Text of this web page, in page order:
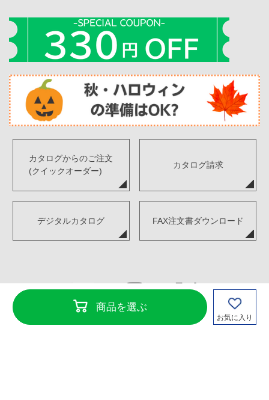
商品を選ぶ
お気に入り
カタログからのご注文
(クイックオーダー)
カタログ請求
デジタルカタログ FAX注文書ダウンロード